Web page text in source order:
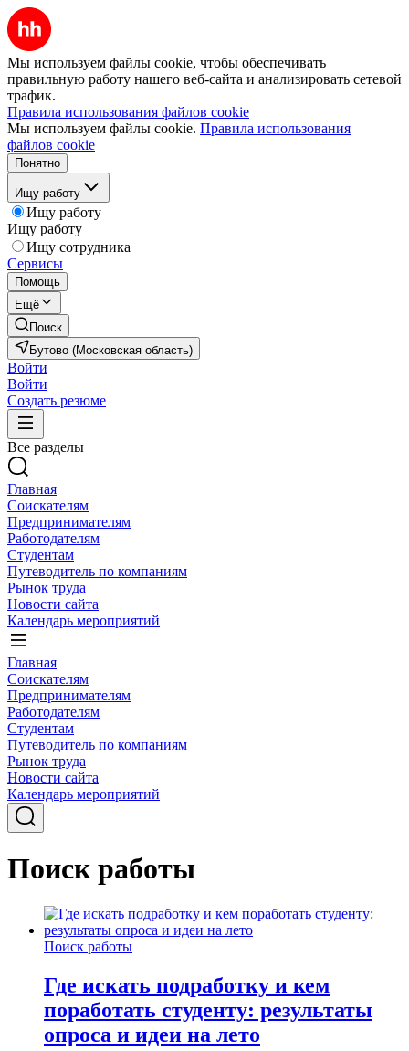
Мы используем файлы cookie, чтобы обеспечивать
правильную работу нашего веб-сайта и анализировать сетевой
трафик.
Правила использования файлов cookie
Мы используем файлы cookie. Правила использования
файлов cookie
Понятно
Ищу работу
Ищу работу
Ищу работу
Ищу сотрудника
Сервисы
Помощь
Ещё
Поиск
Бутово (Московская область)
Войти
Войти
Создать резюме
Все разделы
Главная
Соискателям
Предпринимателям
Работодателям
Студентам
Путеводитель по компаниям
Рынок труда
Новости сайта
Календарь мероприятий
Главная
Соискателям
Предпринимателям
Работодателям
Студентам
Путеводитель по компаниям
Рынок труда
Новости сайта
Календарь мероприятий
Поиск работы
Поиск работы
Где искать подработку и кем
поработать студенту: результаты
опроса и идеи на лето